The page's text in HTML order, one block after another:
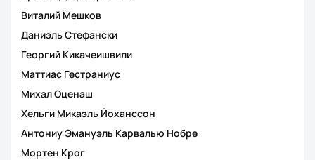
Виталий Мешков
Даниэль Стефански
Георгий Кикачеишвили
Маттиас Гестраниус
Михал Оценаш
Хельги Микаэль Йоханссон
Антониу Эмануэль Карвалью Нобре
Мортен Крог